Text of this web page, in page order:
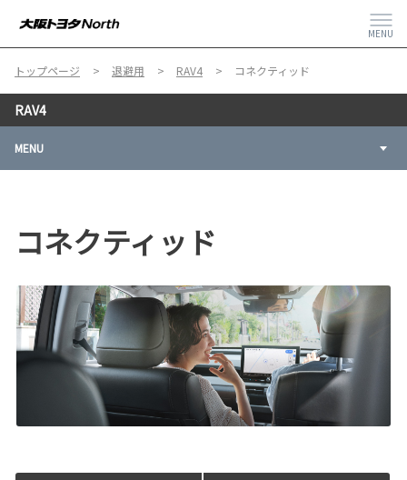
MENU
トップページ 退避用 RAV4 コネクティッド
RAV4
MENU
コネクティッド